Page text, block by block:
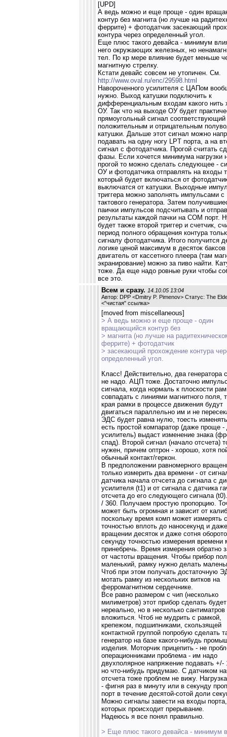
[UPD]
А ведь можно и еще проще - один
контур без магнита (но лучше на
феррите) + фотодатчик засекающий
контура через определенный угол.
Еще плюс такого девайса - минимум
него окружающих железных, но
тел. По кр мере влияние будет меньше
магнитную стрелку.
Кстати девайс совсем не утопичен. См.
http://www.oval.ru/enc/29598.html
Навороченного усилителя с ЦАПом
нужно. Выход катушки подключить к
дифференциальным входам какого нить
ОУ. Так что на выходе ОУ будет
прямоугольный сигнал соответствующий
положительным и отрицательным
катушки. Дальше этот сигнал можно
подавать на одну ногу LPT порта, а на
сигнал с фотодатчика. Прогой считать
фазы. Если хочется минимума нагрузки
прогой то можно сделать следующее -
ОУ и фотодатчика отправлять на входы
который будет включаться от
выключатся от катушки. Выходные
триггера можно заполнять импульсами с
тактового генератора. Затем
паички импульсов подсчитывать и
результаты каждой пачки на COM порт.
будет также второй триггер и счетчик,
период полного обращения контура
сигналу фотодатчика. Итого получится
логике ценой максимум в десяток
двигатель от кассетного плеера (там
экранирование) можно за пиво найти.
тоже. Да еще надо ровные руки чтобы
все это.
Всем и сразу. 14.10.05 13:04
Автор: DPP <Dmitry P. Pimenov> Статус: The
<"чистая" ссылка>
[moved from miscellaneous]
> А ведь можно и еще проще - один
вращающийся контур без
> магнита (но лучше на
феррите) + фотодатчик
> засекающий прохождение контура
определенный угол.
Класс! Действительно, два генератора
не надо. АЦП тоже. Достаточно
сигнала, когда нормаль к плоскости
совпадать с линиями магнитного поля,
края рамки в процессе движения будут
двигаться параллельно им и не
ЭДС будет равна нулю, тоесть
есть простой компаратор (даже проще
усилитель) выдаст изменение знака
спад). Второй сигнал (начало отсчета)
нужен, причем оптрон - хорошо, хотя
обычный контакт/геркон.
В предположении равномерного
только измерить два времени - от
датчика начала отчсета до сигнала с
усилителя (t1) и от сигнала с датчика
отсчета до его следующего сигнала
/ 360. Получаем простую пропорцию.
может быть огромная и зависит от
поскольку время комп может измерять с
точностью вплоть до наносекунд и
вращении десяток и даже сотня
секунду точностью измерения времени
принебречь. Время измерения обратно
от частоты вращения. Чтобы прибор
маленький, рамку нужно делать
Чтоб при этом получать достаточную
мотать рамку из нескольких витков на
ферромагнитном сердечнике.
Все равно размером с чип (несколько
милиметров) этот прибор сделать будет
нереально, но в несколько
вложиться. Чтоб не мудрить с рамкой,
крепежом, подшипниками, скользящей
контактной группой попробую сделать
генератор на базе какого-нибудь
изделия. Моторчик прицепить - не
операционниками проблема - им надо
двухполярное напряжение подавать +/-
но что-нибудь придумаю. С датчиком
отсчета тоже проблем не вижу.
- фигня раз в минуту или в секунду
порт в течение десятой-сотой доли
Можно сигналы завести на входы
которых происходит прерывание.
Надеюсь я все понял правильно.
> Еще плюс такого девайса - минимум